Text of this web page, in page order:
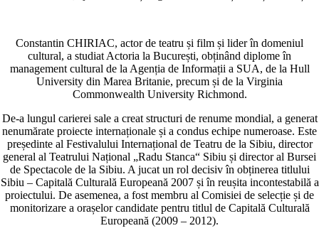
Constantin CHIRIAC, actor de teatru și film și lider în domeniul
cultural, a studiat Actoria la București, obținând diplome în
management cultural de la Agenția de Informații a SUA, de la Hull
University din Marea Britanie, precum și de la Virginia
Commonwealth University Richmond.
De-a lungul carierei sale a creat structuri de renume mondial, a generat
nenumărate proiecte internaționale și a condus echipe numeroase. Este
președinte al Festivalului Internațional de Teatru de la Sibiu, director
general al Teatrului Național „Radu Stanca“ Sibiu și director al Bursei
de Spectacole de la Sibiu. A jucat un rol decisiv în obținerea titlului
Sibiu – Capitală Culturală Europeană 2007 și în reușita incontestabilă a
proiectului. De asemenea, a fost membru al Comisiei de selecție și de
monitorizare a orașelor candidate pentru titlul de Capitală Culturală
Europeană (2009 – 2012).